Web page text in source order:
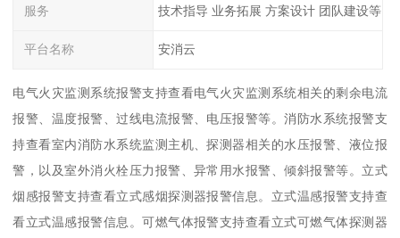
服务 技术指导 业务拓展 方案设计 团队建设等
平台名称 安消云
电气火灾监测系统报警支持查看电气火灾监测系统相关的剩余电流
报警、温度报警、过线电流报警、电压报警等。消防水系统报警支
持查看室内消防水系统监测主机、探测器相关的水压报警、液位报
警，以及室外消火栓压力报警、异常用水报警、倾斜报警等。立式
烟感报警支持查看立式感烟探测器报警信息。立式温感报警支持查
看立式温感报警信息。可燃气体报警支持查看立式可燃气体探测器